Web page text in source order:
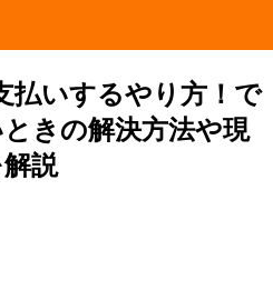
払いするやり方！で
きの解決方法や現
説